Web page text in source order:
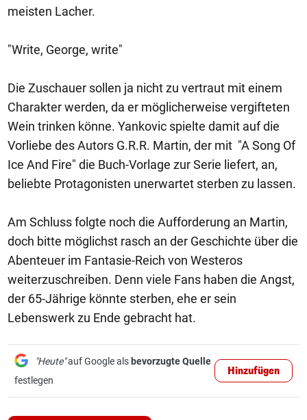
meisten Lacher.
"Write, George, write"
Die Zuschauer sollen ja nicht zu vertraut mit einem
Charakter werden, da er möglicherweise vergifteten
Wein trinken könne. Yankovic spielte damit auf die
Vorliebe des Autors G.R.R. Martin, der mit "A Song Of
Ice And Fire" die Buch-Vorlage zur Serie liefert, an,
beliebte Protagonisten unerwartet sterben zu lassen.
Am Schluss folgte noch die Aufforderung an Martin,
doch bitte möglichst rasch an der Geschichte über die
Abenteuer im Fantasie-Reich von Westeros
weiterzuschreiben. Denn viele Fans haben die Angst,
der 65-Jährige könnte sterben, ehe er sein
Lebenswerk zu Ende gebracht hat.
"Heute"auf Google als bevorzugte Quelle
festlegen
Hinzufügen